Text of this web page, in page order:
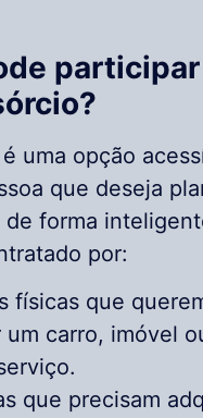
uma opção
que deseja
de forma
por:
físicas que
um carro, imóvel
que precisam